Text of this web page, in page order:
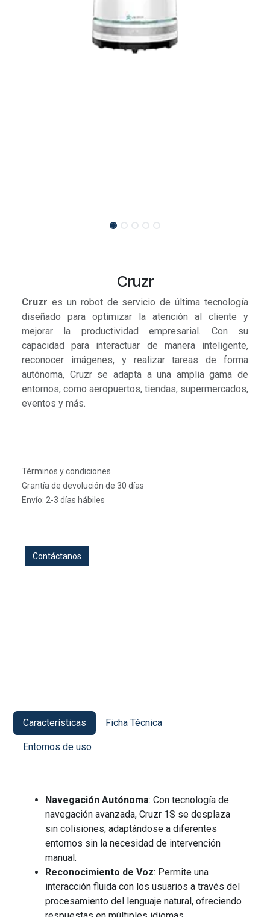
Cruzr
Cruzr es un robot de servicio de última tecnología
diseñado para optimizar la atención al cliente y
mejorar la productividad empresarial. Con su
capacidad para interactuar de manera inteligente,
reconocer imágenes, y realizar tareas de forma
autónoma, Cruzr se adapta a una amplia gama de
entornos, como aeropuertos, tiendas, supermercados,
eventos y más.
Términos y condiciones
Grantía de devolución de 30 días
Envío: 2-3 días hábiles
Contáctanos
Características Ficha Técnica
Entornos de uso
Navegación Autónoma: Con tecnología de
navegación avanzada, Cruzr 1S se desplaza
sin colisiones, adaptándose a diferentes
entornos sin la necesidad de intervención
manual.
Reconocimiento de Voz: Permite una
interacción fluida con los usuarios a través del
procesamiento del lenguaje natural, ofreciendo